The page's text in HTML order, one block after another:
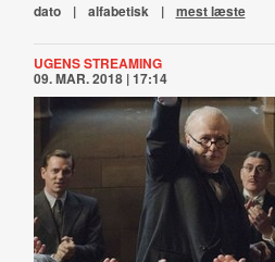
dato | alfabetisk | mest læste
UGENS STREAMING
09. MAR. 2018 | 17:14